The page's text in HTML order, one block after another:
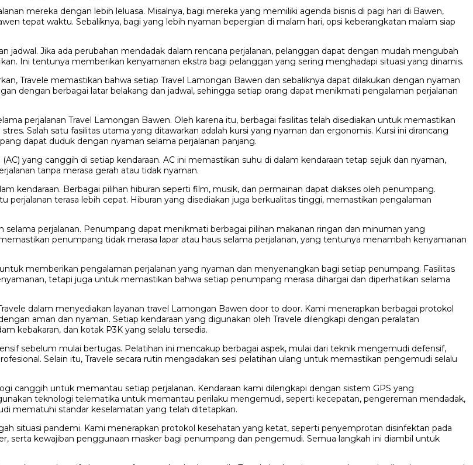
mereka dengan lebih leluasa. Misalnya, bagi mereka yang memiliki agenda bisnis di pagi hari di Bawen,
tepat waktu. Sebaliknya, bagi yang lebih nyaman bepergian di malam hari, opsi keberangkatan malam siap
jadwal. Jika ada perubahan mendadak dalam rencana perjalanan, pelanggan dapat dengan mudah mengubah
Ini tentunya memberikan kenyamanan ekstra bagi pelanggan yang sering menghadapi situasi yang dinamis.
Travele memastikan bahwa setiap Travel Lamongan Bawen dan sebaliknya dapat dilakukan dengan nyaman
dengan berbagai latar belakang dan jadwal, sehingga setiap orang dapat menikmati pengalaman perjalanan
perjalanan Travel Lamongan Bawen. Oleh karena itu, berbagai fasilitas telah disediakan untuk memastikan
Salah satu fasilitas utama yang ditawarkan adalah kursi yang nyaman dan ergonomis. Kursi ini dirancang
dapat duduk dengan nyaman selama perjalanan panjang.
yang canggih di setiap kendaraan. AC ini memastikan suhu di dalam kendaraan tetap sejuk dan nyaman,
tanpa merasa gerah atau tidak nyaman.
kendaraan. Berbagai pilihan hiburan seperti film, musik, dan permainan dapat diakses oleh penumpang.
terasa lebih cepat. Hiburan yang disediakan juga berkualitas tinggi, memastikan pengalaman
perjalanan. Penumpang dapat menikmati berbagai pilihan makanan ringan dan minuman yang
penumpang tidak merasa lapar atau haus selama perjalanan, yang tentunya menambah kenyamanan
memberikan pengalaman perjalanan yang nyaman dan menyenangkan bagi setiap penumpang. Fasilitas
tetapi juga untuk memastikan bahwa setiap penumpang merasa dihargai dan diperhatikan selama
dalam menyediakan layanan travel Lamongan Bawen door to door. Kami menerapkan berbagai protokol
aman dan nyaman. Setiap kendaraan yang digunakan oleh Travele dilengkapi dengan peralatan
kebakaran, dan kotak P3K yang selalu tersedia.
sebelum mulai bertugas. Pelatihan ini mencakup berbagai aspek, mulai dari teknik mengemudi defensif,
Selain itu, Travele secara rutin mengadakan sesi pelatihan ulang untuk memastikan pengemudi selalu
canggih untuk memantau setiap perjalanan. Kendaraan kami dilengkapi dengan sistem GPS yang
teknologi telematika untuk memantau perilaku mengemudi, seperti kecepatan, pengereman mendadak,
mematuhi standar keselamatan yang telah ditetapkan.
situasi pandemi. Kami menerapkan protokol kesehatan yang ketat, seperti penyemprotan disinfektan pada
serta kewajiban penggunaan masker bagi penumpang dan pengemudi. Semua langkah ini diambil untuk